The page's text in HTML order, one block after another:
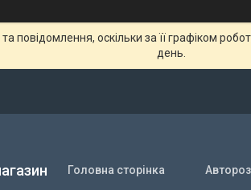
оскільки за її графіком
день.
Головна сторінка